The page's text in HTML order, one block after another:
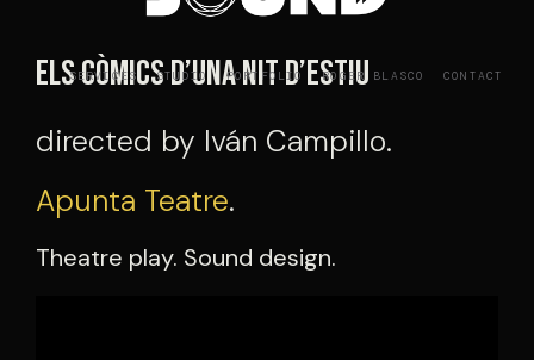
SERVICES STUDIO PORTFOLIO ROGER BLASCO CONTACT
Els còmics d’una nit d’estiu
directed by Iván Campillo.
Apunta Teatre.
Theatre play. Sound design.